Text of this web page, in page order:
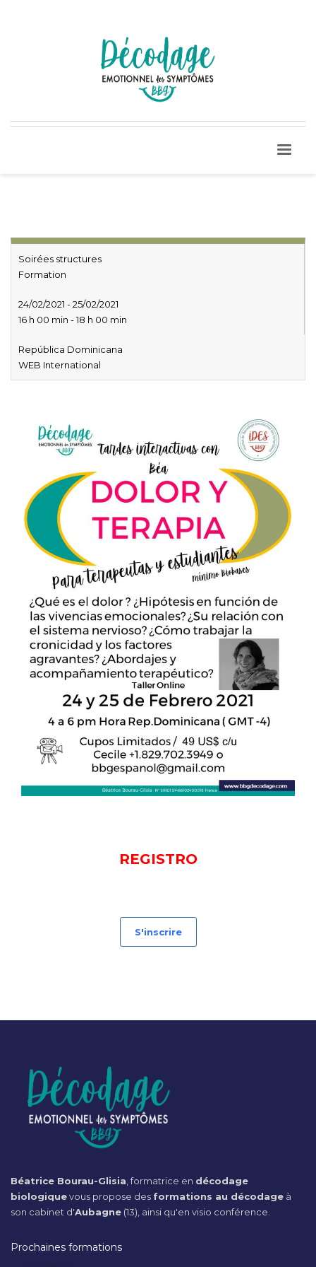
Soirées structures
Formation
24/02/2021 - 25/02/2021
16 h 00 min - 18 h 00 min
República Dominicana
WEB International
REGISTRO
S'inscrire
Béatrice Bourau-Glisia , formatrice en décodage
biologiquevous propose des formations au décodage à
son cabinet d'Aubagne (13), ainsi qu'en visio conférence.
Prochaines formations